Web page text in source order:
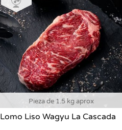
Pieza de 1.5 kg aprox
Lomo Liso Wagyu La Cascada